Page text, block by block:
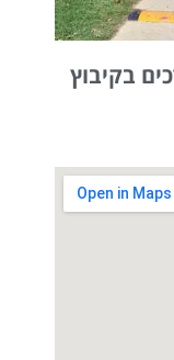
בקיבוץ